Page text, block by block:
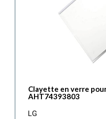
Clayette en verre
AHT74393803
LG